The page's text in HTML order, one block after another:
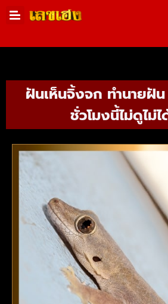
ฝันเห็นจิ้งจก ทำนายฝั
ชั่วโมงนี้ไม่ดูไม่